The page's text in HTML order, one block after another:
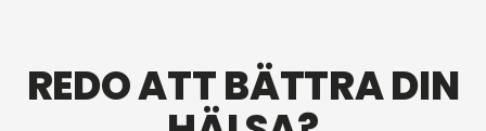
REDO ATT BÄTTRA DIN